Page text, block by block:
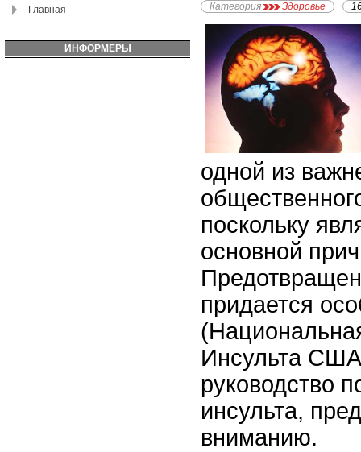
Главная
ИНФОРМЕРЫ
Категория Здоровье
одной из
поскольку
основной
придается
Инсульта
руководство
инсульта,
вниманию.